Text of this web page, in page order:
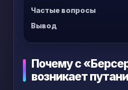
Частые вопросы
Вывод
Почему с
возникает